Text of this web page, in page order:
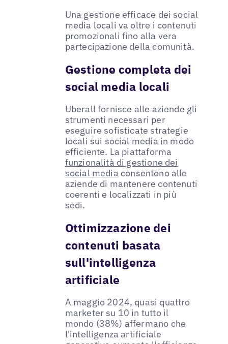
Una gestione efficace dei social
media locali va oltre i contenuti
promozionali fino alla vera
partecipazione della comunità.
Gestione completa dei
social media locali
Uberall fornisce alle aziende gli
strumenti necessari per
eseguire sofisticate strategie
locali sui social media in modo
efficiente. La piattaforma
funzionalità di gestione dei
social media consentono alle
aziende di mantenere contenuti
coerenti e localizzati in più
sedi.
Ottimizzazione dei
contenuti basata
sull'intelligenza
artificiale
A maggio 2024, quasi quattro
marketer su 10 in tutto il
mondo (38%) affermano che
l'intelligenza artificiale